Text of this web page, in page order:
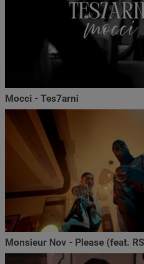
Mocci - Tes7arni
Monsieur Nov‬ - Please (feat.